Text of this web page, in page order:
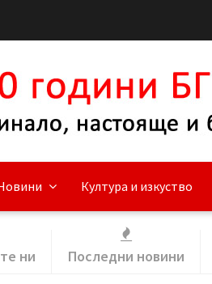
Култура и изкуство
ни Последни новини